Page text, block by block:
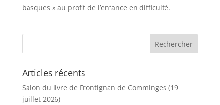
basques » au profit de l’enfance en difficulté.
Articles récents
Salon du livre de Frontignan de Comminges (19
juillet 2026)